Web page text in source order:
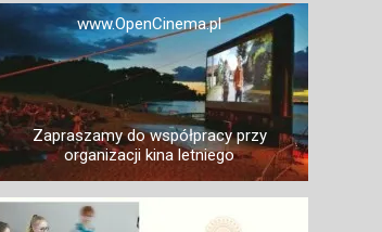
www.OpenCinema.pl
Zapraszamy do współpracy przy
organizacji kina letniego